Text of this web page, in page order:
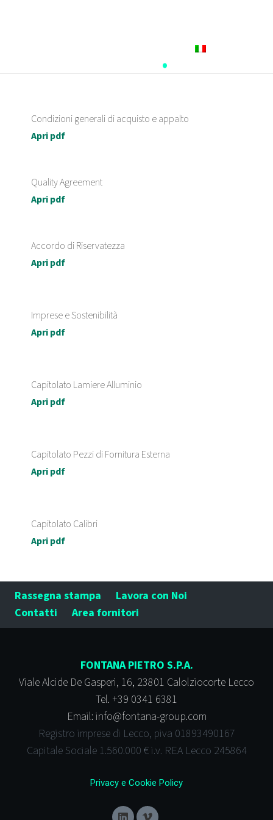
.
Condizioni generali di acquisto e appalto
Apri pdf
Quality Agreement
Apri pdf
Accordo di Riservatezza
Apri pdf
Imprese e Sostenibilità
Apri pdf
Capitolato Lamiere Alluminio
Apri pdf
Capitolato Pezzi di Fornitura Esterna
Apri pdf
Capitolato Calibri
Apri pdf
Rassegna stampa
Lavora con Noi
Contatti
Area fornitori
FONTANA PIETRO S.P.A.
Viale Alcide De Gasperi, 16, 23801 Calolziocorte Lecco
Tel. +39 0341 6381
Email: info@fontana-group.com
Registro imprese di Lecco, piva 01893490167
Capitale Sociale 1.560.000 € i.v. REA Lecco 245864
Privacy e Cookie Policy